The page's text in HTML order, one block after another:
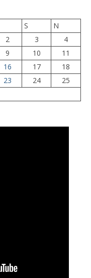
S
N
2 3
4
9 10
11
16 17
18
23 24
25